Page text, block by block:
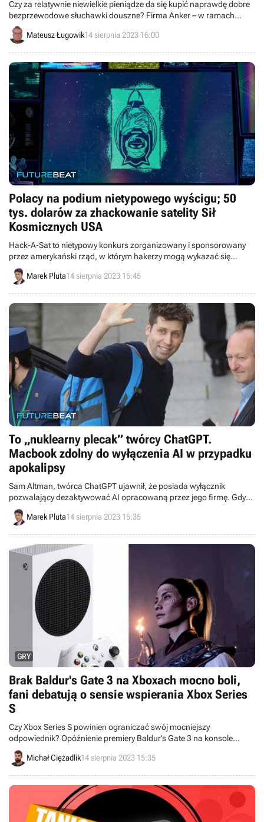
Czy za relatywnie niewielkie pieniądze da się kupić naprawdę dobre
bezprzewodowe słuchawki douszne? Firma Anker – w ramach
swojej marki Soundcore – pokazuje, że jak najbardziej tak!
Mateusz Ługowik14 sierpnia 2023 16:00
Polacy na podium nietypowego wyścigu; 50
tys. dolarów za zhackowanie satelity Sił
Kosmicznych USA
Hack-A-Sat to nietypowy konkurs zorganizowany i sponsorowany
przez amerykański rząd, w którym hakerzy mogą wykazać się
umiejętnościami. Celem zmagań jest zhackowanie satelity, a główna
nagroda do 50 tys. dolarów.
Marek Pluta14 sierpnia 2023 15:45
To „nuklearny plecak” twórcy ChatGPT.
Macbook zdolny do wyłączenia AI w przypadku
apokalipsy
Sam Altman, twórca ChatGPT ujawnił, że posiada wyłącznik
pozwalający dezaktywować AI opracowaną przez jego firmę. Gdyby
przypadkiem wymknęła się spod kontroli, może ją w ten sposób
łatwo zniszczyć.
Marek Pluta14 sierpnia 2023 15:35
GRY
Brak Baldur's Gate 3 na Xboxach mocno boli,
fani debatują o sensie wspierania Xbox Series
S
Czy Xbox Series S powinien ograniczać swój mocniejszy
odpowiednik? Opóźnienie premiery Baldur’s Gate 3 na konsole
Microsoftu skłoniło fanów do dyskusji.
Michał Ciężadlik14 sierpnia 2023 15:35